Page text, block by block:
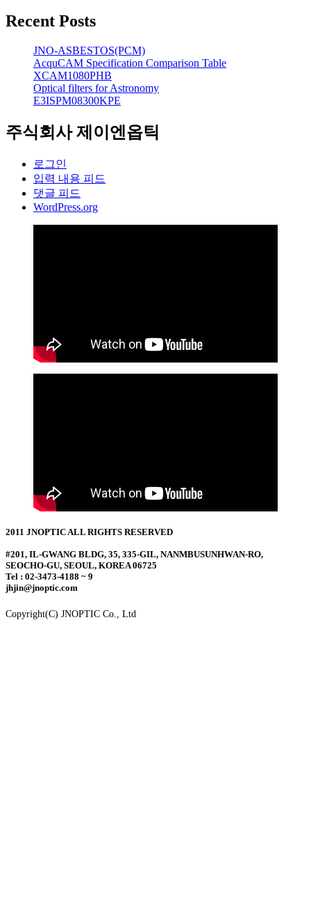
Recent Posts
JNO-ASBESTOS(PCM)
AcquCAM Specification Comparison Table
XCAM1080PHB
Optical filters for Astronomy
E3ISPM08300KPE
주식회사 제이엔옵틱
로그인
입력 내용 피드
댓글 피드
WordPress.org
2011 JNOPTIC ALL RIGHTS RESERVED
#201, IL-GWANG BLDG, 35, 335-GIL, NANMBUSUNHWAN-RO,
SEOCHO-GU, SEOUL, KOREA 06725
Tel : 02-3473-4188 ~ 9
jhjin@jnoptic.com